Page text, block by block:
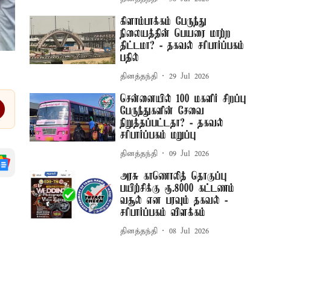
கிளாம்பாக்கம் பேருந்து
நிலையத்தின் பெயரை மாற்ற
திட்டமா? - தகவல் சரிபார்ப்பகம்
பதில்
தினத்தந்தி 29 Jul 2026
சென்னையில் 100 மகளிர் சிறப்பு
பேருந்துகளின் சேவை
நிறுத்தப்பட்டதா? - தகவல்
சரிபார்ப்பகம் மறுப்பு
தினத்தந்தி 09 Jul 2026
அரசு காணொலித் தொகுப்பு
பயிற்சிக்கு ரூ.8000 கட்டணம்
வசூல் என பரவும் தகவல் -
சரிபார்ப்பகம் விளக்கம்
தினத்தந்தி 08 Jul 2026